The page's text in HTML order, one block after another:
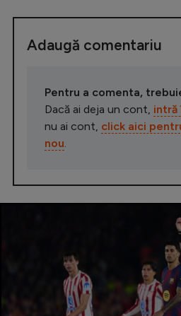
Adaugă comentariu
Pentru a comenta,
Dacă ai deja un cont, intră
nu ai cont, click aici
nou.